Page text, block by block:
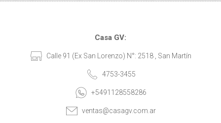
Casa GV:
Calle 91 (Ex San Lorenzo) N°: 2518 , San Martín
4753-3455
+5491128558286
ventas@casagv.com.ar